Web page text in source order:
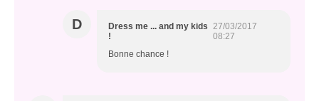
D
Dress me ... and my kids
!
27/03/2017
08:27
Bonne chance !